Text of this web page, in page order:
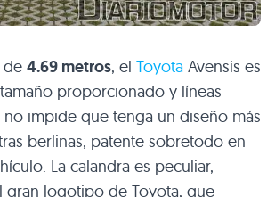
de 4.69 metros, el Toyota Avensis es
proporcionado y líneas
no impide que tenga un diseño más
berlinas, patente sobretodo en
La calandra es peculiar,
gran logotipo de Toyota, que